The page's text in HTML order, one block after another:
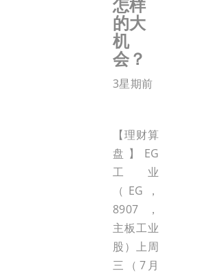
的大
机
会？
3星期前
【理财算
盘】EG
工业
（EG，
8907，
主板工业
股）上周
三（7月